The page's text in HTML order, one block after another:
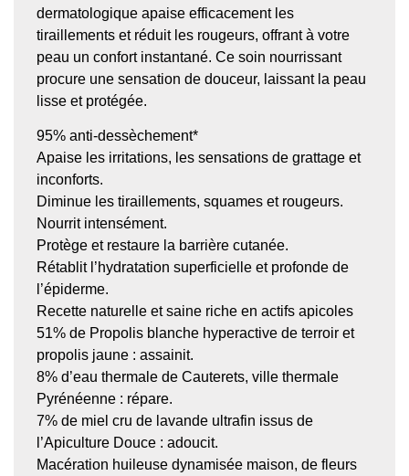
dermatologique apaise efficacement les
tiraillements et réduit les rougeurs, offrant à votre
peau un confort instantané. Ce soin nourrissant
procure une sensation de douceur, laissant la peau
lisse et protégée.
95% anti-dessèchement*
Apaise les irritations, les sensations de grattage et
inconforts.
Diminue les tiraillements, squames et rougeurs.
Nourrit intensément.
Protège et restaure la barrière cutanée.
Rétablit l’hydratation superficielle et profonde de
l’épiderme.
Recette naturelle et saine riche en actifs apicoles
51% de Propolis blanche hyperactive de terroir et
propolis jaune : assainit.
8% d’eau thermale de Cauterets, ville thermale
Pyrénéenne : répare.
7% de miel cru de lavande ultrafin issus de
l’Apiculture Douce : adoucit.
Macération huileuse dynamisée maison, de fleurs